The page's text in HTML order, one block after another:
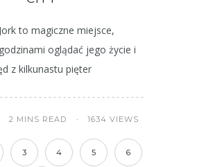
to magiczne miejsce,
oglądać jego życie i
z kilkunastu pięter
2 MINS READ 1634 VIEWS
3 4 5 6